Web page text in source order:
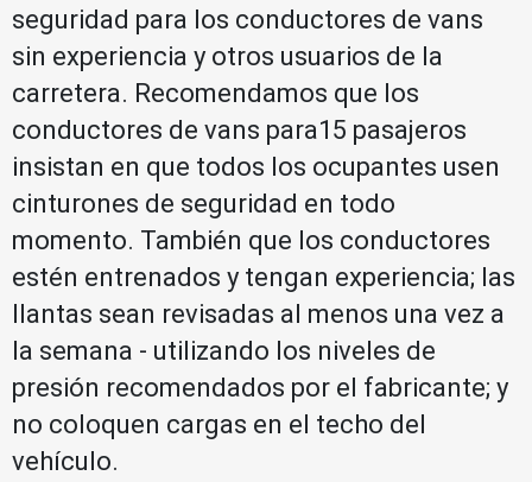
seguridad para los conductores de vans
sin experiencia y otros usuarios de la
carretera. Recomendamos que los
conductores de vans para15 pasajeros
insistan en que todos los ocupantes usen
cinturones de seguridad en todo
momento. También que los conductores
estén entrenados y tengan experiencia; las
llantas sean revisadas al menos una vez a
la semana - utilizando los niveles de
presión recomendados por el fabricante; y
no coloquen cargas en el techo del
vehículo.